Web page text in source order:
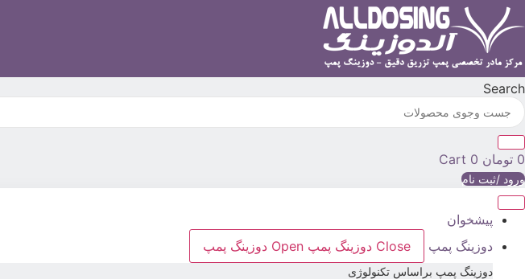
پرش
به
Search
0 تومان 0
Cart
ورود /ثبت نام
پیشخوان
دوزینگ پمپ
Close دوزینگ پمپ Open دوزینگ پمپ
دوزینگ پمپ براساس تکنولوژی